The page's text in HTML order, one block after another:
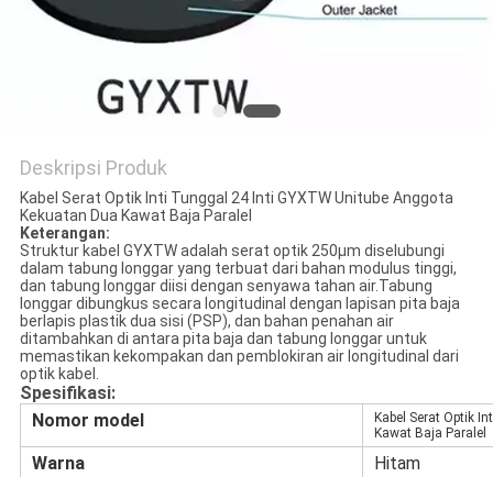
Deskripsi Produk
Kabel Serat Optik Inti Tunggal 24 Inti GYXTW Unitube Anggota
Kekuatan Dua Kawat Baja Paralel
Keterangan:
Struktur kabel GYXTW adalah serat optik 250μm diselubungi
dalam tabung longgar yang terbuat dari bahan modulus tinggi,
dan tabung longgar diisi dengan senyawa tahan air.Tabung
longgar dibungkus secara longitudinal dengan lapisan pita baja
berlapis plastik dua sisi (PSP), dan bahan penahan air
ditambahkan di antara pita baja dan tabung longgar untuk
memastikan kekompakan dan pemblokiran air longitudinal dari
optik kabel.
Spesifikasi:
Nomor model
Kabel Serat Optik
Kawat Baja Paralel
Warna Hitam